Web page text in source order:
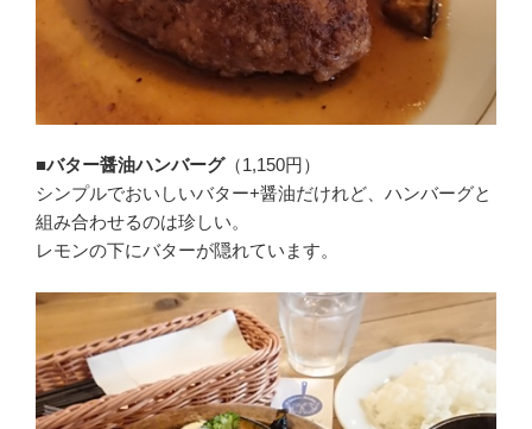
■バター醤油ハンバーグ（1,150円）
シンプルでおいしいバター+醤油だけれど、ハンバーグと
組み合わせるのは珍しい。
レモンの下にバターが隠れています。